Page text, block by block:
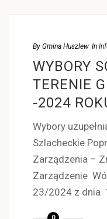
By Gmina Huszlew In
WYBORY
TERENIE
-2024
Wybory
Szlacheckie
Zarządzenia –
Zarządzenie
23/2024 z dnia